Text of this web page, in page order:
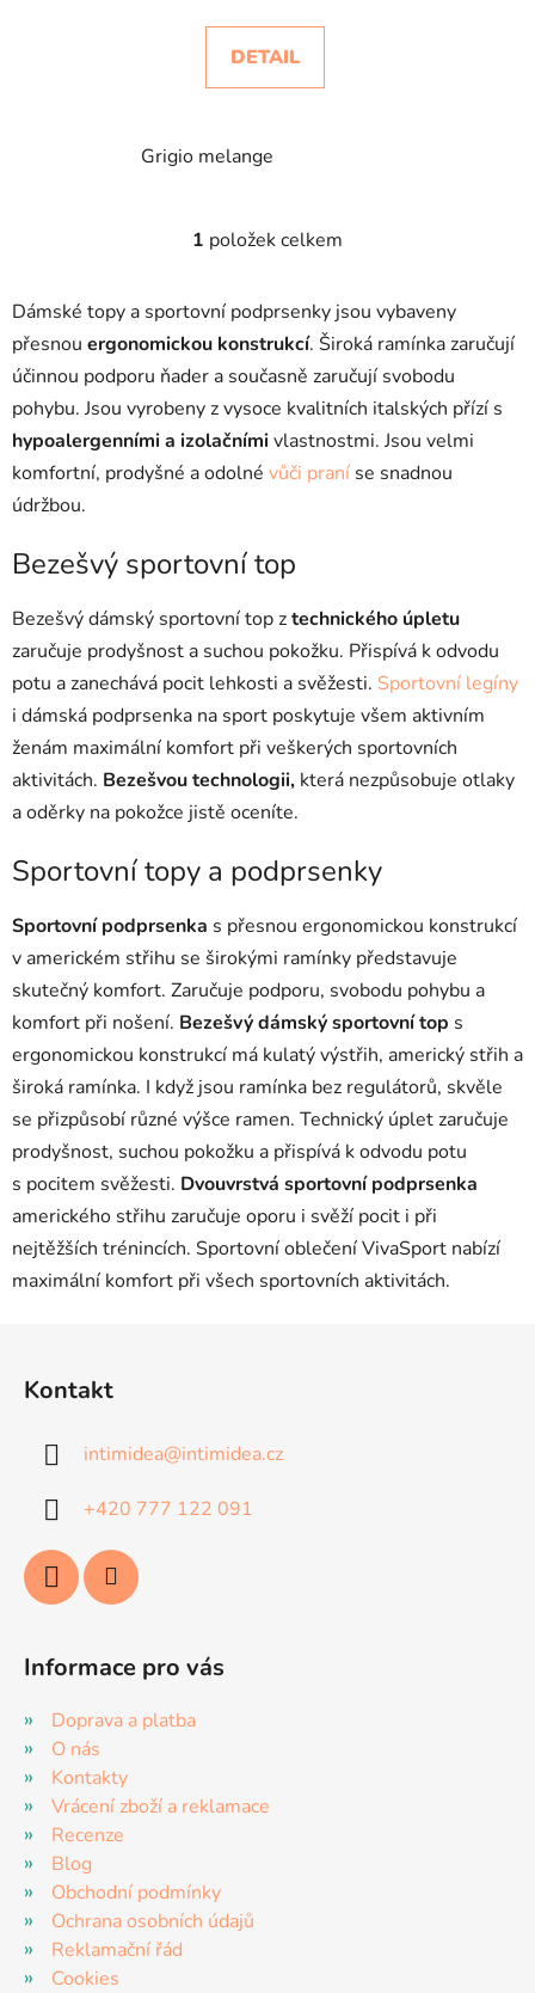
DETAIL
Grigio melange
O
l
á
d
a
c
í
p
r
y
ý
p
i
s
u
1 položek celkem
Dámské topy a sportovní podprsenky jsou vybaveny
přesnou ergonomickou konstrukcí. Široká ramínka zaručují
účinnou podporu ňader a současně zaručují svobodu
pohybu. Jsou vyrobeny z vysoce kvalitních italských přízí s
hypoalergenními a izolačnímivlastnostmi. Jsou velmi
komfortní, prodyšné a odolné vůči praní se snadnou
údržbou.
Bezešvý sportovní top
Bezešvý dámský sportovní top ztechnického úpletu
zaručuje prodyšnost a suchou pokožku. Přispívá k odvodu
potu a zanechává pocit lehkosti a svěžesti. Sportovní legíny
i dámská podprsenka na sport poskytuje všem aktivním
ženám maximální komfort při veškerých sportovních
aktivitách. Bezešvou technologii, která nezpůsobuje otlaky
a oděrky na pokožce jistě oceníte.
Sportovní topy a podprsenky
Sportovní podprsenka s přesnou ergonomickou konstrukcí
v americkém střihu se širokými ramínky představuje
skutečný komfort. Zaručuje podporu, svobodu pohybu a
komfort při nošení. Bezešvý dámský sportovní top s
ergonomickou konstrukcí má kulatý výstřih, americký střih a
široká ramínka. I když jsou ramínka bez regulátorů, skvěle
se přizpůsobí různé výšce ramen. Technický úplet zaručuje
prodyšnost, suchou pokožku a přispívá k odvodu potu
s pocitem svěžesti. Dvouvrstvá sportovní podprsenka
amerického střihu zaručuje oporu i svěží pocit i při
nejtěžších trénincích. Sportovní oblečení VivaSport nabízí
maximální komfort při všech sportovních aktivitách.
Kontakt
intimidea@intimidea.cz
+420 777 122 091
Informace pro vás
Doprava a platba
O nás
Kontakty
Vrácení zboží a reklamace
Recenze
Blog
Obchodní podmínky
Ochrana osobních údajů
Reklamační řád
Cookies